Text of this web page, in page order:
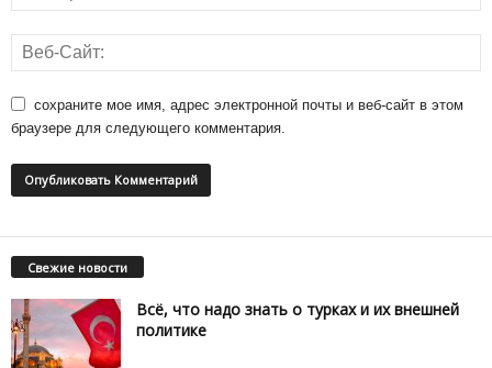
сохраните мое имя, адрес электронной почты и веб-сайт в этом
браузере для следующего комментария.
Свежие новости
Всё, что надо знать о турках и их внешней
политике